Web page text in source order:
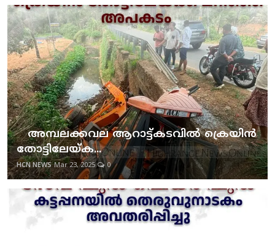
അമ്പലക്കവല ആറാട്ട്കടവില്‍ ക്രെയിന്‍
തോട്ടിലേയ്ക...
HCN NEWS Mar 23, 2025 0